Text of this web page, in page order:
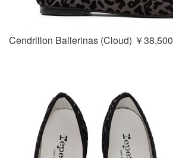
Cendrillon Ballerinas (Cloud) ￥38,500